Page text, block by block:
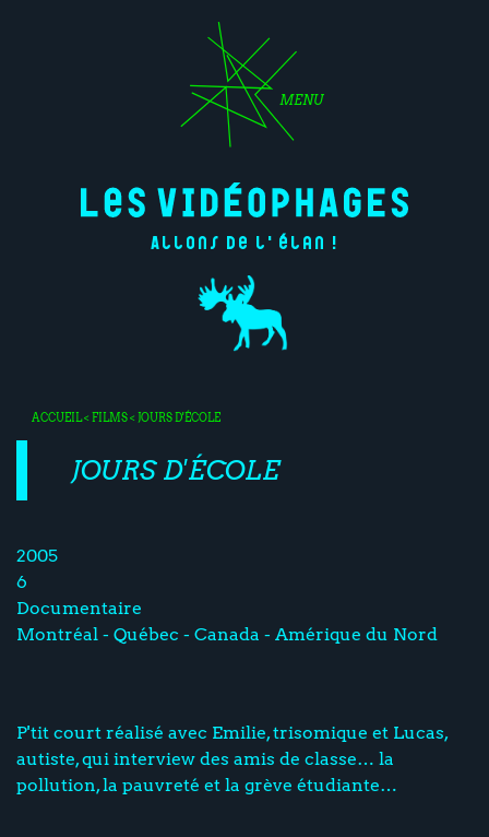
MENU
Allons de l'élan !
ACCUEIL< FILMS< JOURS D'ÉCOLE
JOURS D'ÉCOLE
2005
6
Documentaire
Montréal - Québec - Canada - Amérique du Nord
P'tit court réalisé avec Emilie, trisomique et Lucas,
autiste, qui interview des amis de classe… la
pollution, la pauvreté et la grève étudiante…